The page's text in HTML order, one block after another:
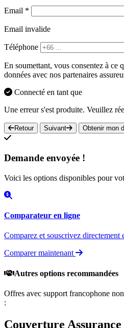
Email *
Email invalide
Téléphone
En soumettant, vous consentez à ce
données avec nos partenaires
Connecté en tant que
Une erreur s'est produite. Veuillez
Retour Suivant Obtenir mon
Demande envoyée !
Voici les options disponibles pour
Comparateur en ligne
Comparez et souscrivez directement
Comparer maintenant
Autres options recommandées
Offres avec support francophone
:
Couverture Assurance